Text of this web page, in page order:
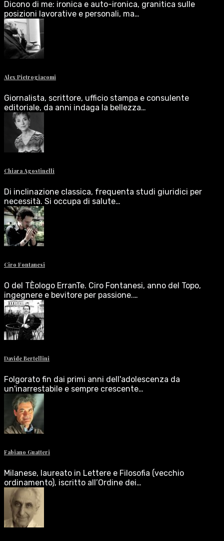
Dicono di me: ironica e auto-ironica, granitica sulle
posizioni lavorative e personali, ma…
Alex Pietrogiacomi
Giornalista, scrittore, ufficio stampa e consulente
editoriale, da anni indaga la bellezza…
Chiara Agostinelli
Di inclinazione classica, frequenta studi giuridici per
necessità. Si occupa di salute…
Ciro Fontanesi
O del TÈologo ErranTe. Ciro Fontanesi, anno del Topo,
ingegnere e bevitore per passione.…
Davide Bertellini
Folgorato fin dai primi anni dell'adolescenza da
un'inarrestabile e sempre crescente…
Fabiano Guatteri
Milanese, laureato in Lettere e Filosofia (vecchio
ordinamento), iscritto all’Ordine dei…